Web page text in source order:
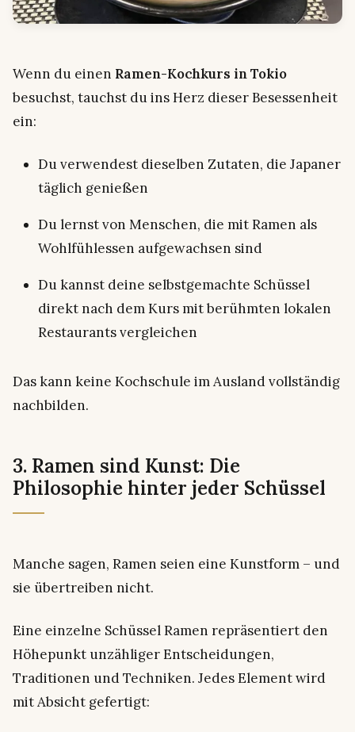
Wenn du einen Ramen-Kochkurs in Tokio
besuchst, tauchst du ins Herz dieser Besessenheit
ein:
Du verwendest dieselben Zutaten, die Japaner
täglich genießen
Du lernst von Menschen, die mit Ramen als
Wohlfühlessen aufgewachsen sind
Du kannst deine selbstgemachte Schüssel
direkt nach dem Kurs mit berühmten lokalen
Restaurants vergleichen
Das kann keine Kochschule im Ausland vollständig
nachbilden.
3. Ramen sind Kunst: Die
Philosophie hinter jeder Schüssel
Manche sagen, Ramen seien eine Kunstform – und
sie übertreiben nicht.
Eine einzelne Schüssel Ramen repräsentiert den
Höhepunkt unzähliger Entscheidungen,
Traditionen und Techniken. Jedes Element wird
mit Absicht gefertigt: